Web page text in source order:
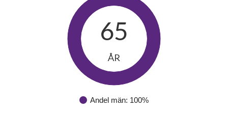
Andel män: 100%
65
ÅR